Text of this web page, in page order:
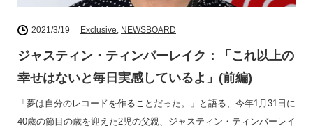
2021/3/19 Exclusive, NEWSBOARD
ジャスティン・ティンバーレイク：「これ以上の
幸せはないと毎日実感しているよ」(前編)
「夢は自分のレコードを作ることだった。」と語る、今年1月31日に
40歳の節目の歳を迎えた2児の父親、ジャスティン・ティンバーレイ